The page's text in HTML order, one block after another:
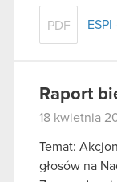
PDF
Raport
18 kwietnia
Temat:
głosów na